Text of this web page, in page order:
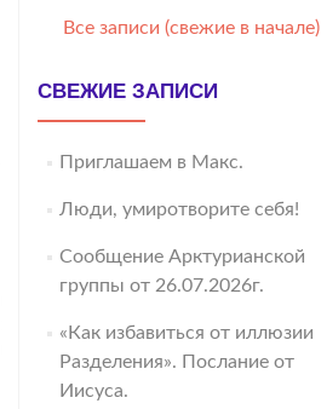
Все записи (свежие в начале)
СВЕЖИЕ ЗАПИСИ
Приглашаем в Макс.
Люди, умиротворите себя!
Сообщение Арктурианской
группы от 26.07.2026г.
«Как избавиться от иллюзии
Разделения». Послание от
Иисуса.